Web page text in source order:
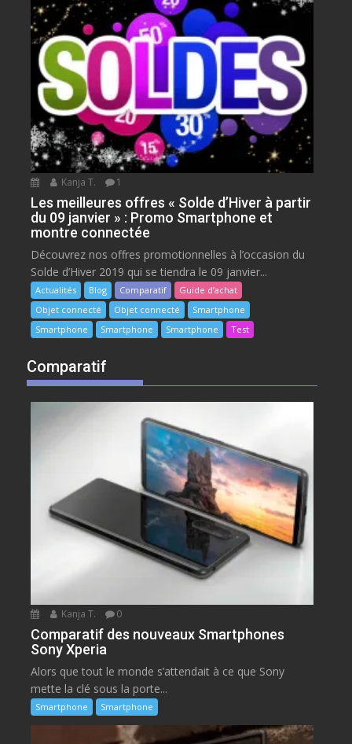
Kanja T. 1
Les meilleures offres « Solde d’Hiver à partir
du 09 janvier » : Promo Smartphone et
montre connectée
Découvrez nos offres promotionnelles à l’occasion du
Solde d’Hiver 2019 qui se tiendra le 09 janvier...
Actualités Blog Comparatif
Guide d’achat
Objet connecté
Objet connecté
Smartphone
Smartphone
Smartphone Smartphone Test
Comparatif
Kanja T. 0
Comparatif des nouveaux Smartphones
Sony Xperia
Alors que tout le monde s’attendait à ce que Sony
mette la clé sous la porte...
Smartphone Smartphone